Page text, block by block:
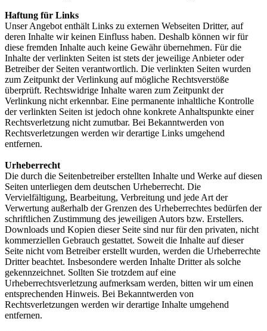
Haftung für Links
Unser Angebot enthält Links zu externen Webseiten Dritter, auf
deren Inhalte wir keinen Einfluss haben. Deshalb können wir für
diese fremden Inhalte auch keine Gewähr übernehmen. Für die
Inhalte der verlinkten Seiten ist stets der jeweilige Anbieter oder
Betreiber der Seiten verantwortlich. Die verlinkten Seiten wurden
zum Zeitpunkt der Verlinkung auf mögliche Rechtsverstöße
überprüft. Rechtswidrige Inhalte waren zum Zeitpunkt der
Verlinkung nicht erkennbar. Eine permanente inhaltliche Kontrolle
der verlinkten Seiten ist jedoch ohne konkrete Anhaltspunkte einer
Rechtsverletzung nicht zumutbar. Bei Bekanntwerden von
Rechtsverletzungen werden wir derartige Links umgehend
entfernen.
Urheberrecht
Die durch die Seitenbetreiber erstellten Inhalte und Werke auf diesen
Seiten unterliegen dem deutschen Urheberrecht. Die
Vervielfältigung, Bearbeitung, Verbreitung und jede Art der
Verwertung außerhalb der Grenzen des Urheberrechtes bedürfen der
schriftlichen Zustimmung des jeweiligen Autors bzw. Erstellers.
Downloads und Kopien dieser Seite sind nur für den privaten, nicht
kommerziellen Gebrauch gestattet. Soweit die Inhalte auf dieser
Seite nicht vom Betreiber erstellt wurden, werden die Urheberrechte
Dritter beachtet. Insbesondere werden Inhalte Dritter als solche
gekennzeichnet. Sollten Sie trotzdem auf eine
Urheberrechtsverletzung aufmerksam werden, bitten wir um einen
entsprechenden Hinweis. Bei Bekanntwerden von
Rechtsverletzungen werden wir derartige Inhalte umgehend
entfernen.